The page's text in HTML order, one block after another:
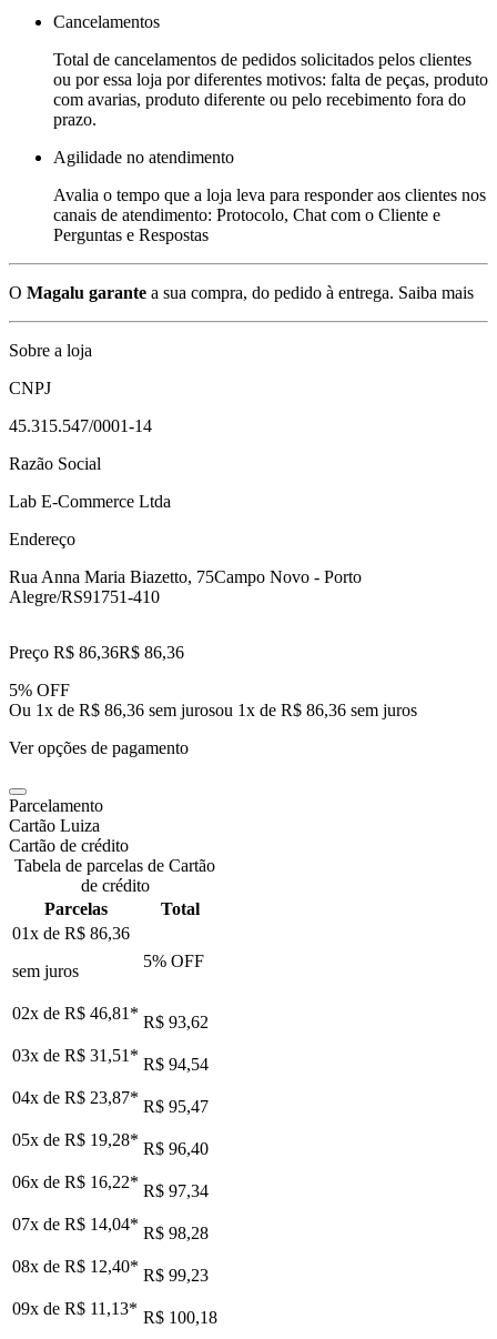
Cancelamentos
Total de cancelamentos de pedidos solicitados pelos clientes
ou por essa loja por diferentes motivos: falta de peças, produto
com avarias, produto diferente ou pelo recebimento fora do
prazo.
Agilidade no atendimento
Avalia o tempo que a loja leva para responder aos clientes nos
canais de atendimento: Protocolo, Chat com o Cliente e
Perguntas e Respostas
O Magalu garante a sua compra, do pedido à entrega. Saiba mais
Sobre a loja
CNPJ
45.315.547/0001-14
Razão Social
Lab E-Commerce Ltda
Endereço
Rua Anna Maria Biazetto, 75Campo Novo - Porto
Alegre/RS91751-410
Preço R$ 86,36R$ 86,36
5% OFF
Ou 1x de R$ 86,36 sem jurosou 1x de R$ 86,36 sem juros
Ver opções de pagamento
Parcelamento
Cartão Luiza
Cartão de crédito
Tabela de parcelas de Cartão
de crédito
Parcelas
Total
01x de R$ 86,36
sem juros
5% OFF
02x de R$ 46,81 * R$ 93,62
03x de R$ 31,51 * R$ 94,54
04x de R$ 23,87* R$ 95,47
05x de R$ 19,28* R$ 96,40
06x de R$ 16,22* R$ 97,34
07x de R$ 14,04* R$ 98,28
08x de R$ 12,40* R$ 99,23
09x de R$ 11,13* R$ 100,18